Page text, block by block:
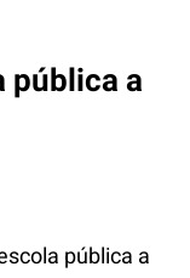
pública a
pública a